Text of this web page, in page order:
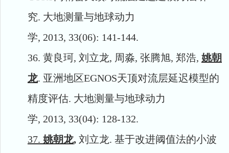
究. 大地测量与地球动力
学, 2013, 33(06): 141-144.
36. 黄良珂, 刘立龙, 周淼, 张腾旭, 郑浩, 姚朝
龙. 亚洲地区EGNOS天顶对流层延迟模型的
精度评估. 大地测量与地球动力
学, 2013, 33(04): 128-132.
37. 姚朝龙, 刘立龙. 基于改进阈值法的小波